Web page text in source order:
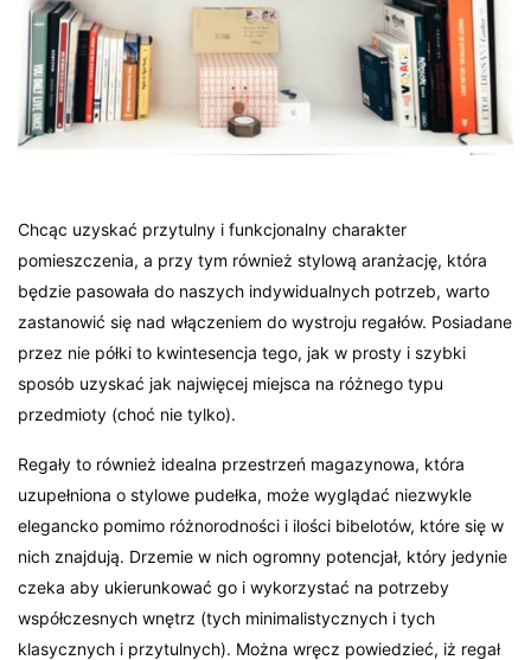
Chcąc uzyskać przytulny i funkcjonalny charakter
pomieszczenia, a przy tym również stylową aranżację, która
będzie pasowała do naszych indywidualnych potrzeb, warto
zastanowić się nad włączeniem do wystroju regałów. Posiadane
przez nie półki to kwintesencja tego, jak w prosty i szybki
sposób uzyskać jak najwięcej miejsca na różnego typu
przedmioty (choć nie tylko).
Regały to również idealna przestrzeń magazynowa, która
uzupełniona o stylowe pudełka, może wyglądać niezwykle
elegancko pomimo różnorodności i ilości bibelotów, które się w
nich znajdują. Drzemie w nich ogromny potencjał, który jedynie
czeka aby ukierunkować go i wykorzystać na potrzeby
współczesnych wnętrz (tych minimalistycznych i tych
klasycznych i przytulnych). Można wręcz powiedzieć, iż regał